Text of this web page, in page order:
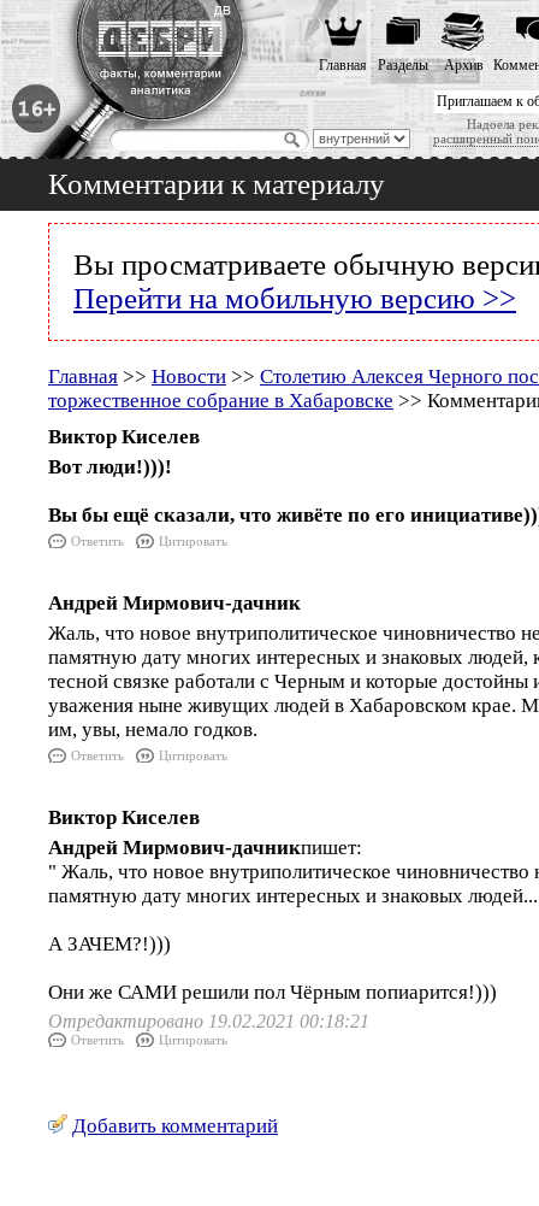
Приглашаем к
Надоела
расширенный
Главная Разделы Архив
Комментарии к материалу
Вы просматриваете обычную
Перейти на мобильную версию >>
Главная >> Новости >> Столетию Алексея Черного
торжественное собрание в Хабаровске >>
Виктор Киселев
Вот люди!)))!
Вы бы ещё сказали, что живёте по его
Ответить Цитировать
Андрей Мирмович-дачник
Жаль, что новое внутриполитическое чиновничество
памятную дату многих интересных и знаковых людей,
тесной связке работали с Черным и которые достойны
уважения ныне живущих людей в Хабаровском крае.
им, увы, немало годков.
Ответить Цитировать
Виктор Киселев
Андрей Мирмович-дачникпишет:
" Жаль, что новое внутриполитическое чиновничество
памятную дату многих интересных и знаковых
А ЗАЧЕМ?!)))
Они же САМИ решили пол Чёрным попиарится!)))
Отредактировано 19.02.2021 00:18:21
Ответить Цитировать
Добавить комментарий